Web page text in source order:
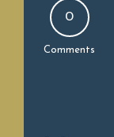
0
Comments